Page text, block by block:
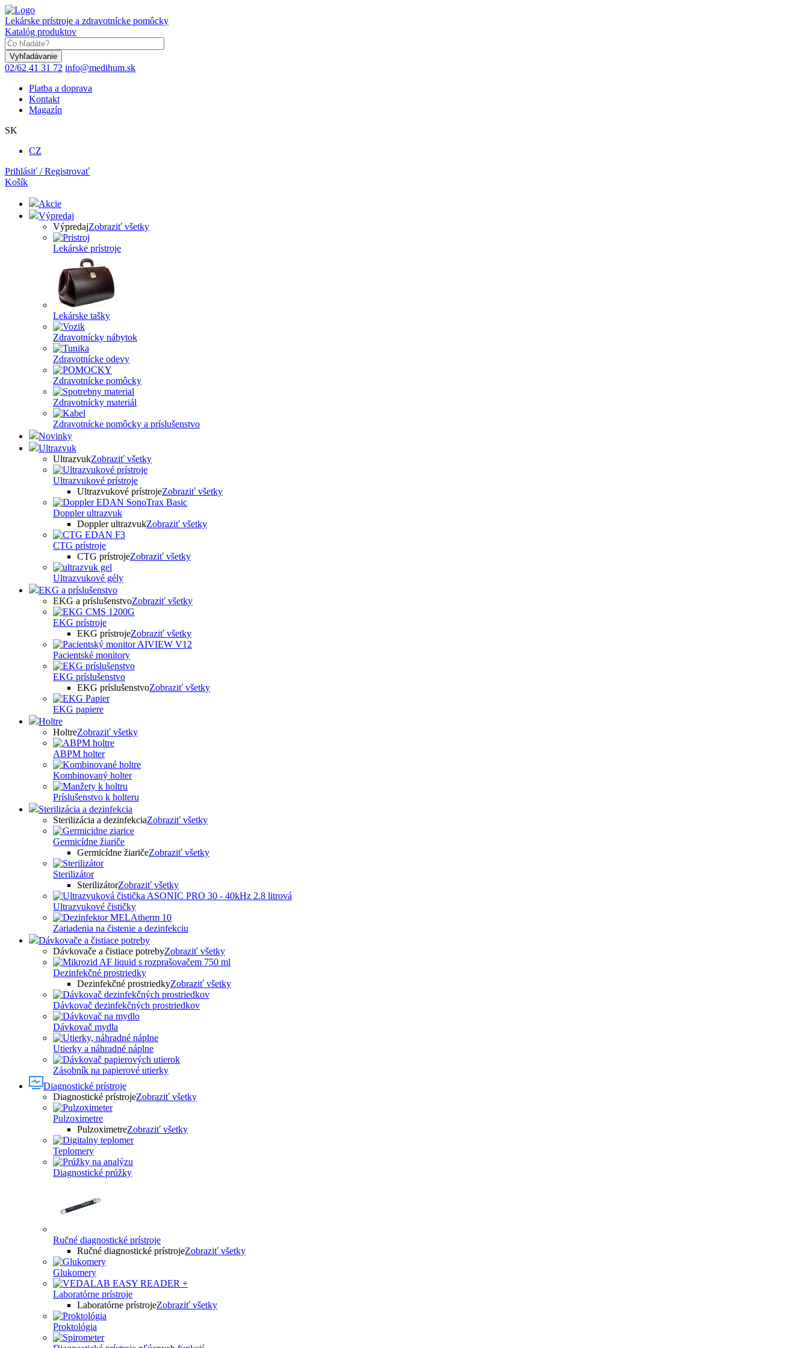
Skočiť
na
hlavný
obsah
Lekárske prístroje a zdravotnícke pomôcky
Katalóg produktov
02/62 41 31 72 info@medihum.sk
Platba a doprava
Kontakt
Magazín
SK
CZ
Prihlásiť / Registrovať
Košík
Akcie
Výpredaj
VýpredajZobraziť všetky
Lekárske prístroje
Lekárske tašky
Zdravotnícky nábytok
Zdravotnícke odevy
Zdravotnícke pomôcky
Zdravotnícky materiál
Zdravotnícke pomôcky a príslušenstvo
Novinky
Ultrazvuk
UltrazvukZobraziť všetky
Ultrazvukové prístroje
Ultrazvukové prístrojeZobraziť všetky
Doppler ultrazvuk
Doppler ultrazvukZobraziť všetky
CTG prístroje
CTG prístrojeZobraziť všetky
Ultrazvukové gély
EKG a príslušenstvo
EKG a príslušenstvoZobraziť všetky
EKG prístroje
EKG prístrojeZobraziť všetky
Pacientské monitory
EKG príslušenstvo
EKG príslušenstvoZobraziť všetky
EKG papiere
Holtre
HoltreZobraziť všetky
ABPM holter
Kombinovaný holter
Príslušenstvo k holteru
Sterilizácia a dezinfekcia
Sterilizácia a dezinfekciaZobraziť všetky
Germicídne žiariče
Germicídne žiaričeZobraziť všetky
Sterilizátor
SterilizátorZobraziť všetky
Ultrazvukové čističky
Zariadenia na čistenie a dezinfekciu
Dávkovače a čistiace potreby
Dávkovače a čistiace potrebyZobraziť všetky
Dezinfekčné prostriedky
Dezinfekčné prostriedkyZobraziť všetky
Dávkovač dezinfekčných prostriedkov
Dávkovač mydla
Utierky a náhradné náplne
Zásobník na papierové utierky
Diagnostické prístroje
Diagnostické prístrojeZobraziť všetky
Pulzoximetre
PulzoximetreZobraziť všetky
Teplomery
Diagnostické prúžky
Ručné diagnostické prístroje
Ručné diagnostické prístrojeZobraziť všetky
Glukomery
Laboratórne prístroje
Laboratórne prístrojeZobraziť všetky
Proktológia